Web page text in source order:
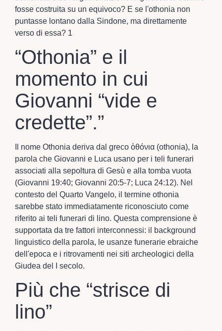
fosse costruita su un equivoco? E se l'othonia non
puntasse lontano dalla Sindone, ma direttamente
verso di essa? 1
“Othonia” e il
momento in cui
Giovanni “vide e
credette”.”
Il nome Othonia deriva dal greco ὀθόνια (othonia), la
parola che Giovanni e Luca usano per i teli funerari
associati alla sepoltura di Gesù e alla tomba vuota
(Giovanni 19:40; Giovanni 20:5-7; Luca 24:12). Nel
contesto del Quarto Vangelo, il termine othonia
sarebbe stato immediatamente riconosciuto come
riferito ai teli funerari di lino. Questa comprensione è
supportata da tre fattori interconnessi: il background
linguistico della parola, le usanze funerarie ebraiche
dell'epoca e i ritrovamenti nei siti archeologici della
Giudea del I secolo.
Più che “strisce di
lino”